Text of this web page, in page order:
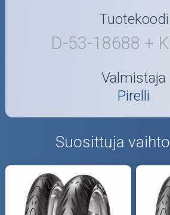
Tuotekoodi
D-53-18688 +
Valmistaja
Pirelli
Suosittuja